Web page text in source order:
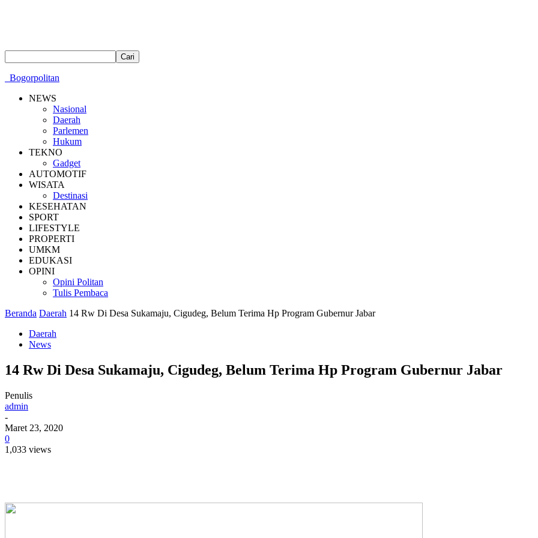
Bogorpolitan
NEWS
Nasional
Daerah
Parlemen
Hukum
TEKNO
Gadget
AUTOMOTIF
WISATA
Destinasi
KESEHATAN
SPORT
LIFESTYLE
PROPERTI
UMKM
EDUKASI
OPINI
Opini Politan
Tulis Pembaca
Beranda Daerah 14 Rw Di Desa Sukamaju, Cigudeg, Belum Terima Hp Program Gubernur Jabar
Daerah
News
14 Rw Di Desa Sukamaju, Cigudeg, Belum Terima Hp Program Gubernur Jabar
Penulis
admin
-
Maret 23, 2020
0
1,033 views